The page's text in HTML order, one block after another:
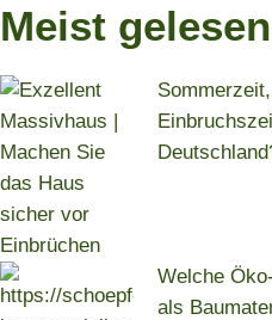
Meist gelesen
Welche
als